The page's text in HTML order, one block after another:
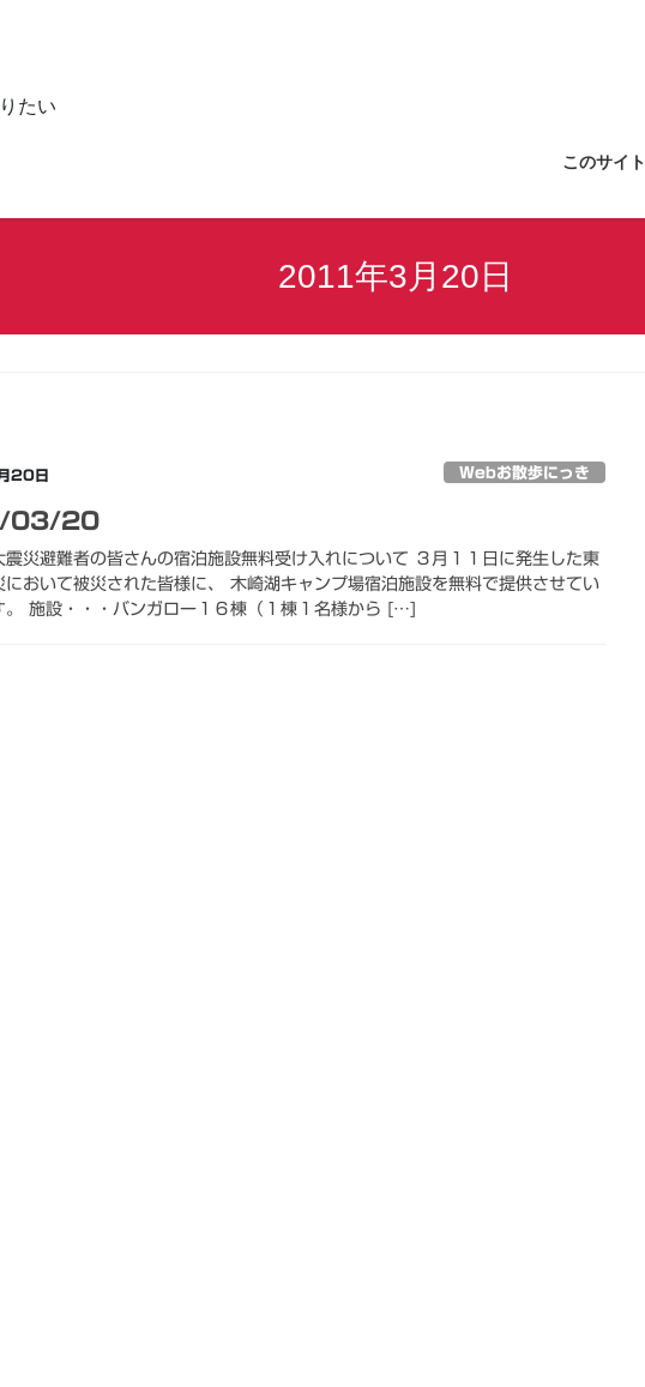
たい
このサイト
2011年3月20日
20日 Webお散歩にっき
03/20
震災避難者の皆さんの宿泊施設無料受け入れについて ３月１１日に発生した東
において被災された皆様に、 木崎湖キャンプ場宿泊施設を無料で提供させてい
。 施設・・・バンガロー１６棟（１棟１名様から […]